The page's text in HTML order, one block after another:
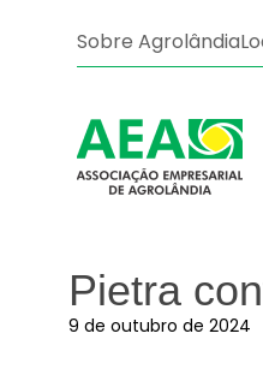
Sobre Agrolândia
Pietra
9 de outubro de 2024